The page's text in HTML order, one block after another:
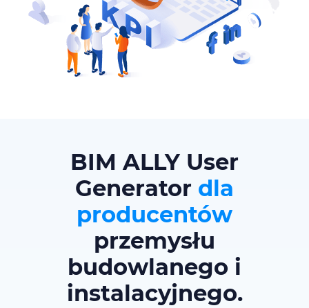
BIM ALLY User
Generator dla
producentów
przemysłu
budowlanego i
instalacyjnego.